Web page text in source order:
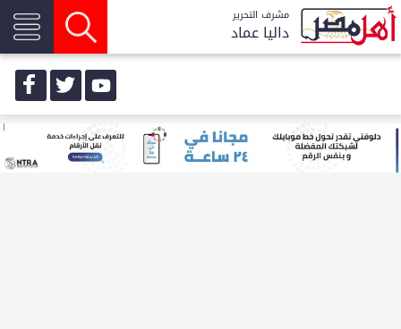
مشرف التحرير
داليا عماد